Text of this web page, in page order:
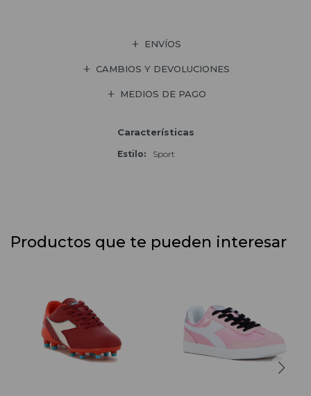
ENVÍOS
CAMBIOS Y DEVOLUCIONES
MEDIOS DE PAGO
Características
Estilo Sport
Productos que te pueden interesar